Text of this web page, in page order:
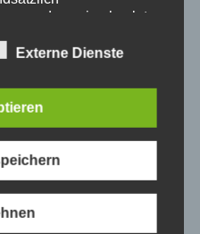
sodass ein absoluter
betroffenen Person
telefonisch, an
beruht auf den
beim Erlass
Externe Dienste